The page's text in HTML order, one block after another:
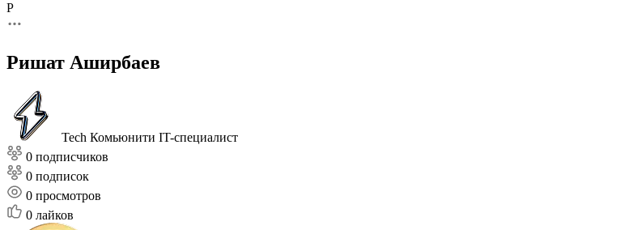
Р
Ришат Аширбаев
Tech Комьюнити IT-специалист
0 подписчиков
0 подписок
0 просмотров
0 лайков